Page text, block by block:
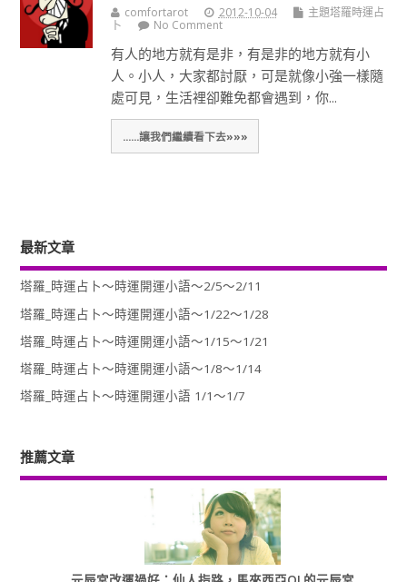
comfortarot 2012-10-04
主題塔羅時運占
卜
No Comment
有人的地方就有是非，有是非的地方就有小
人。小人，大家都討厭，可是就像小強一樣隨
處可見，生活裡卻難免都會遇到，你...
......讓我們繼續看下去»»»
最新文章
塔羅_時運占卜～時運開運小語～2/5～2/11
塔羅_時運占卜～時運開運小語～1/22～1/28
塔羅_時運占卜～時運開運小語～1/15～1/21
塔羅_時運占卜～時運開運小語～1/8～1/14
塔羅_時運占卜～時運開運小語 1/1～1/7
推薦文章